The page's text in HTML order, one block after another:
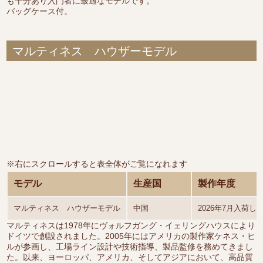
バッグケース付。
マルティネス ハウザーモデル
※右にスクロールすると表全体がご覧になれます
モデル 生産国 製作年度
マルティネス ハウザーモデル 中国 2026年7月入荷し
マルティネスは1978年にヴォルフガング・イェリングハウスにより
ドイツで創設されました。2005年にはアメリカの製作家ケネス・ヒ
ルが参画し、工場ライン設計や技術指導、製品監修を務めてきまし
た。以来、ヨーロッパ、アメリカ、そしてアジアにおいて、高品質